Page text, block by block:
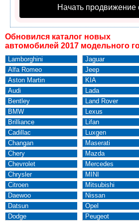
Начать продвижение
Обновился каталог новых
автомобилей 2017 модельного
Lamborghini
Alfa Romeo
Aston Martin
Audi
Bentley
BMW
Brilliance
Cadillac
Changan
Chery
Chevrolet
Chrysler
Citroen
Daewoo
Datsun
Dodge
Jaguar
Jeep
KIA
Lada
Land Rover
Lexus
Lifan
Luxgen
Maserati
Mazda
Mercedes
MINI
Mitsubishi
Nissan
Opel
Peugeot